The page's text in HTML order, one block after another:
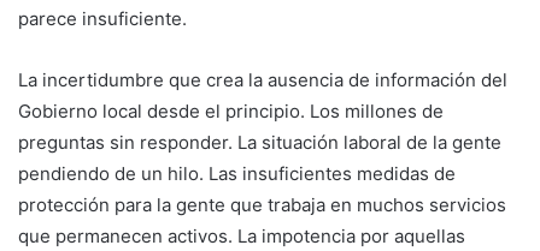
parece insuficiente.
La incertidumbre que crea la ausencia de información del
Gobierno local desde el principio. Los millones de
preguntas sin responder. La situación laboral de la gente
pendiendo de un hilo. Las insuficientes medidas de
protección para la gente que trabaja en muchos servicios
que permanecen activos. La impotencia por aquellas